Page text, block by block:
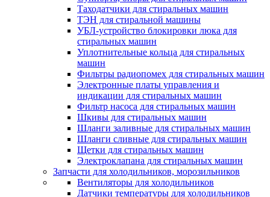
Таходатчики для стиральных машин
ТЭН для стиральной машины
УБЛ-устройство блокировки люка для
стиральных машин
Уплотнительные кольца для стиральных
машин
Фильтры радиопомех для стиральных машин
Электронные платы управления и
индикации для стиральных машин
Фильтр насоса для стиральных машин
Шкивы для стиральных машин
Шланги заливные для стиральных машин
Шланги сливные для стиральных машин
Щетки для стиральных машин
Электроклапана для стиральных машин
Запчасти для холодильников, морозильников
Вентиляторы для холодильников
Датчики температуры для холодильников